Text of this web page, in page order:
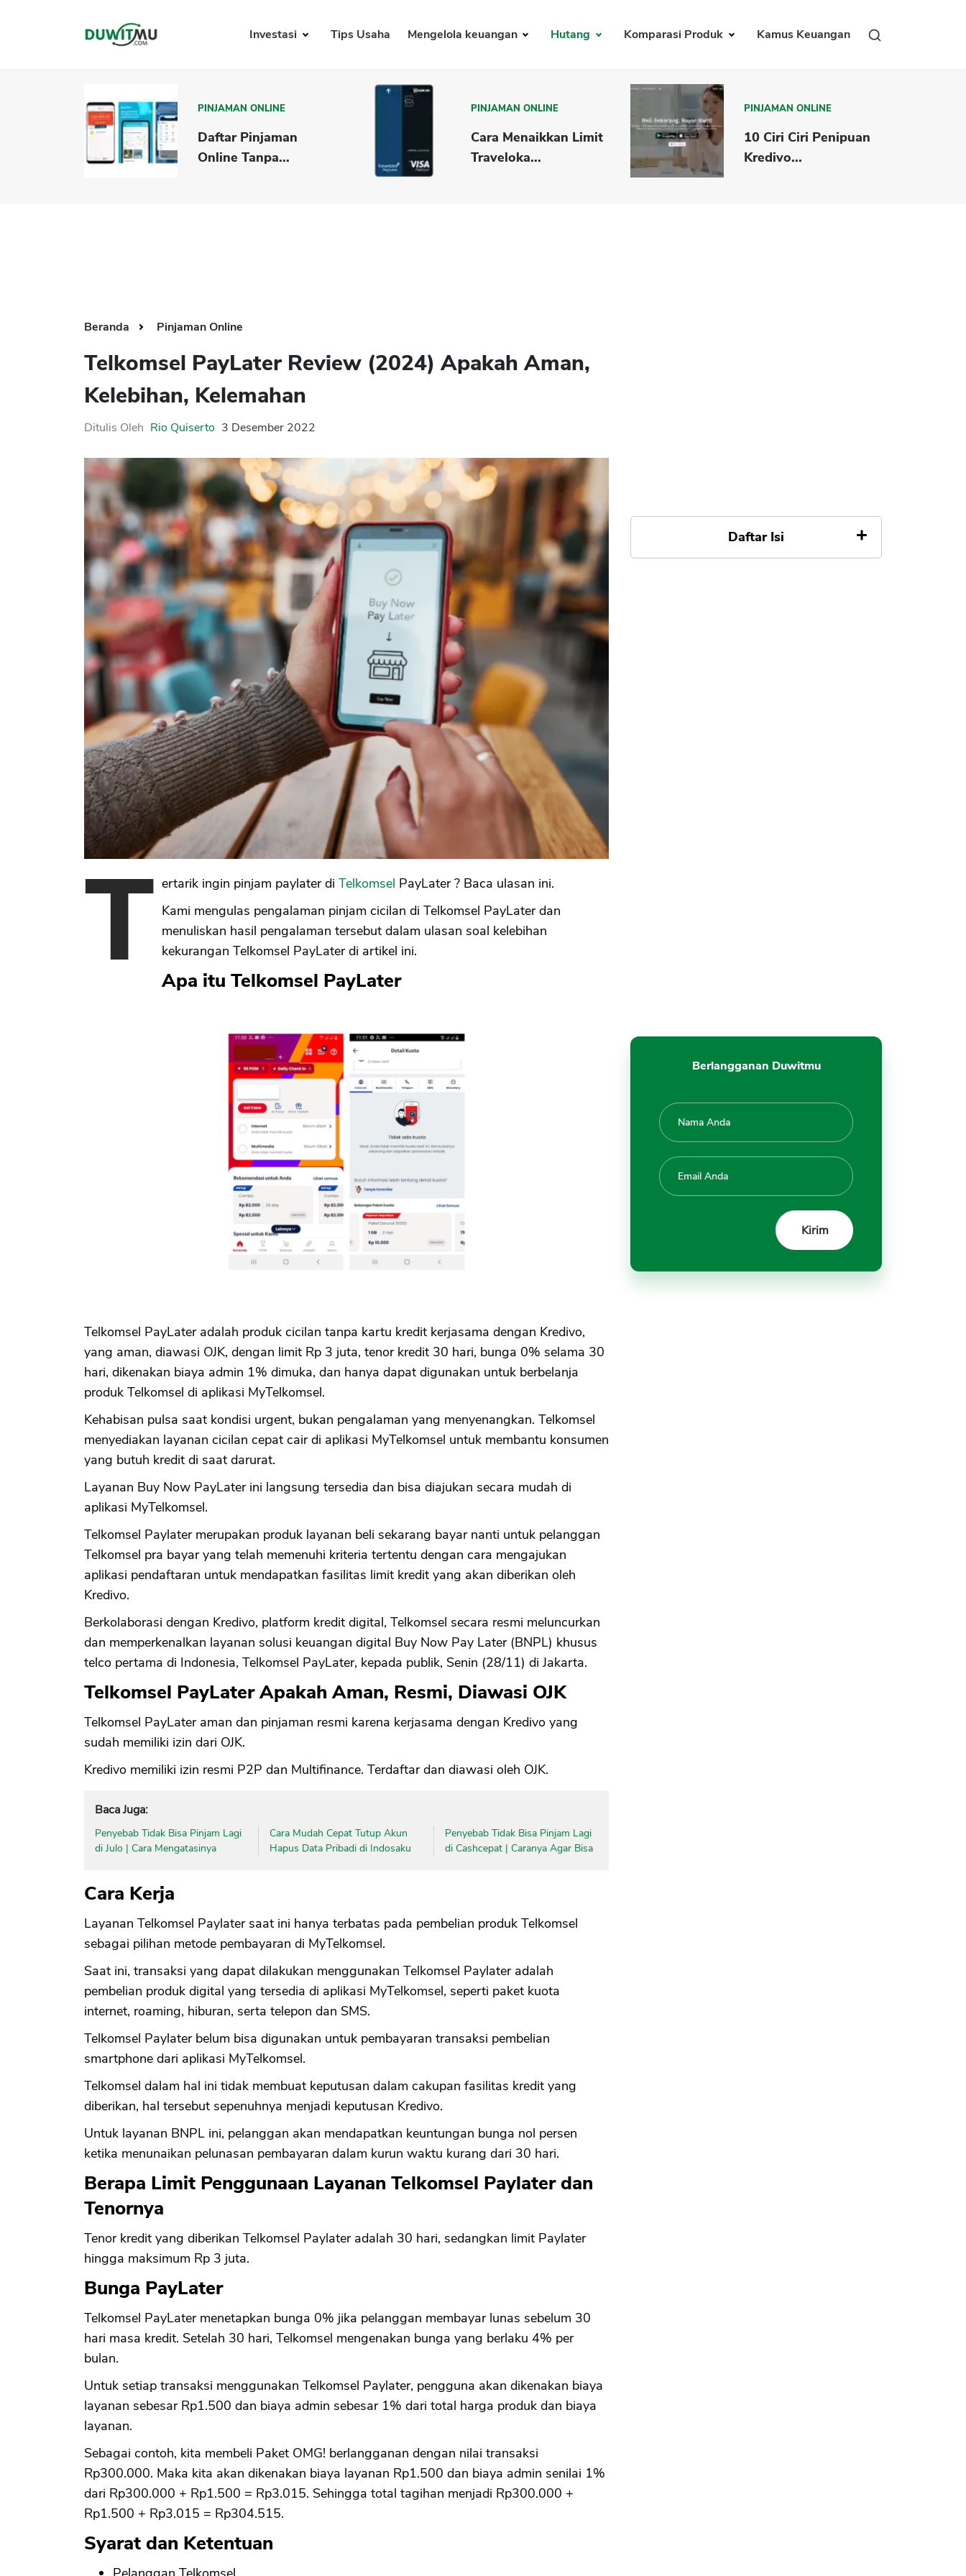
Investasi Tips Usaha Mengelola keuangan Hutang Komparasi Produk Kamus Keuangan
PINJAMAN ONLINE
Daftar Pinjaman
Online Tanpa...
PINJAMAN ONLINE
Cara Menaikkan Limit
Traveloka...
PINJAMAN ONLINE
10 Ciri Ciri Penipuan
Kredivo...
Beranda Pinjaman Online
Telkomsel PayLater Review (2024) Apakah Aman,
Kelebihan, Kelemahan
Ditulis Oleh Rio Quiserto 3 Desember 2022
T ertarik ingin pinjam paylater di Telkomsel PayLater ? Baca ulasan ini.
Kami mengulas pengalaman pinjam cicilan di Telkomsel PayLater dan
menuliskan hasil pengalaman tersebut dalam ulasan soal kelebihan
kekurangan Telkomsel PayLater di artikel ini.
Apa itu Telkomsel PayLater
Telkomsel PayLater adalah produk cicilan tanpa kartu kredit kerjasama dengan Kredivo,
yang aman, diawasi OJK, dengan limit Rp 3 juta, tenor kredit 30 hari, bunga 0% selama 30
hari, dikenakan biaya admin 1% dimuka, dan hanya dapat digunakan untuk berbelanja
produk Telkomsel di aplikasi MyTelkomsel.
Kehabisan pulsa saat kondisi urgent, bukan pengalaman yang menyenangkan. Telkomsel
menyediakan layanan cicilan cepat cair di aplikasi MyTelkomsel untuk membantu konsumen
yang butuh kredit di saat darurat.
Layanan Buy Now PayLater ini langsung tersedia dan bisa diajukan secara mudah di
aplikasi MyTelkomsel.
Telkomsel Paylater merupakan produk layanan beli sekarang bayar nanti untuk pelanggan
Telkomsel pra bayar yang telah memenuhi kriteria tertentu dengan cara mengajukan
aplikasi pendaftaran untuk mendapatkan fasilitas limit kredit yang akan diberikan oleh
Kredivo.
Berkolaborasi dengan Kredivo, platform kredit digital, Telkomsel secara resmi meluncurkan
dan memperkenalkan layanan solusi keuangan digital Buy Now Pay Later (BNPL) khusus
telco pertama di Indonesia, Telkomsel PayLater, kepada publik, Senin (28/11) di Jakarta.
Telkomsel PayLater Apakah Aman, Resmi, Diawasi OJK
Telkomsel PayLater aman dan pinjaman resmi karena kerjasama dengan Kredivo yang
sudah memiliki izin dari OJK.
Kredivo memiliki izin resmi P2P dan Multifinance. Terdaftar dan diawasi oleh OJK.
Baca Juga:
Penyebab Tidak Bisa Pinjam Lagi
di Julo | Cara Mengatasinya
Cara Mudah Cepat Tutup Akun
Hapus Data Pribadi di Indosaku
Penyebab Tidak Bisa Pinjam Lagi
di Cashcepat | Caranya Agar Bisa
Cara Kerja
Layanan Telkomsel Paylater saat ini hanya terbatas pada pembelian produk Telkomsel
sebagai pilihan metode pembayaran di MyTelkomsel.
Saat ini, transaksi yang dapat dilakukan menggunakan Telkomsel Paylater adalah
pembelian produk digital yang tersedia di aplikasi MyTelkomsel, seperti paket kuota
internet, roaming, hiburan, serta telepon dan SMS.
Telkomsel Paylater belum bisa digunakan untuk pembayaran transaksi pembelian
smartphone dari aplikasi MyTelkomsel.
Telkomsel dalam hal ini tidak membuat keputusan dalam cakupan fasilitas kredit yang
diberikan, hal tersebut sepenuhnya menjadi keputusan Kredivo.
Untuk layanan BNPL ini, pelanggan akan mendapatkan keuntungan bunga nol persen
ketika menunaikan pelunasan pembayaran dalam kurun waktu kurang dari 30 hari.
Berapa Limit Penggunaan Layanan Telkomsel Paylater dan
Tenornya
Tenor kredit yang diberikan Telkomsel Paylater adalah 30 hari, sedangkan limit Paylater
hingga maksimum Rp 3 juta.
Bunga PayLater
Telkomsel PayLater menetapkan bunga 0% jika pelanggan membayar lunas sebelum 30
hari masa kredit. Setelah 30 hari, Telkomsel mengenakan bunga yang berlaku 4% per
bulan.
Untuk setiap transaksi menggunakan Telkomsel Paylater, pengguna akan dikenakan biaya
layanan sebesar Rp1.500 dan biaya admin sebesar 1% dari total harga produk dan biaya
layanan.
Sebagai contoh, kita membeli Paket OMG! berlangganan dengan nilai transaksi
Rp300.000. Maka kita akan dikenakan biaya layanan Rp1.500 dan biaya admin senilai 1%
dari Rp300.000 + Rp1.500 = Rp3.015. Sehingga total tagihan menjadi Rp300.000 +
Rp1.500 + Rp3.015 = Rp304.515.
Syarat dan Ketentuan
Daftar Isi
Berlangganan Duwitmu
OK
CANCEL